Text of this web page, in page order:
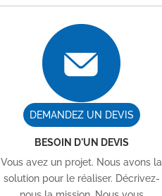
DEMANDEZ UN DEVIS
BESOIN D'UN DEVIS
Vous avez un projet. Nous avons la
solution pour le réaliser. Décrivez-